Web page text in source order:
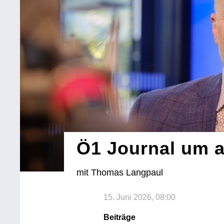
Ö1 Journal um
mit Thomas Langpaul
15. Juni 2026, 08:00
Beiträge